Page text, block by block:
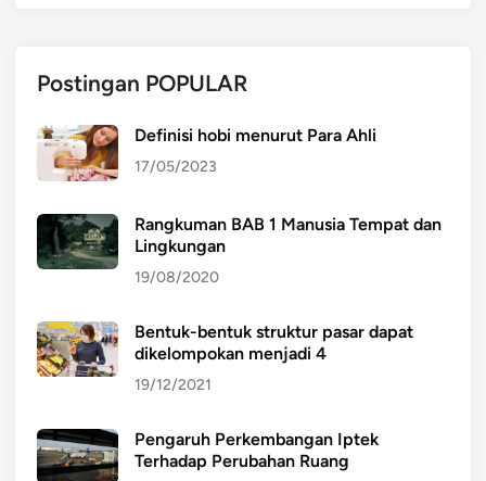
Postingan POPULAR
Definisi hobi menurut Para Ahli
17/05/2023
Rangkuman BAB 1 Manusia Tempat dan
Lingkungan
19/08/2020
Bentuk-bentuk struktur pasar dapat
dikelompokan menjadi 4
19/12/2021
Pengaruh Perkembangan Iptek
Terhadap Perubahan Ruang